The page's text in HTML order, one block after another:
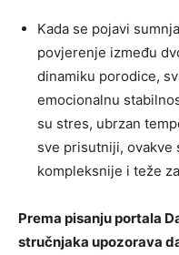
Kada se pojavi
povjerenje između
dinamiku porodice,
emocionalnu
su stres, ubrzan
sve prisutniji, ovakve
kompleksnije i teže
Prema pisanju portala
stručnjaka upozorava